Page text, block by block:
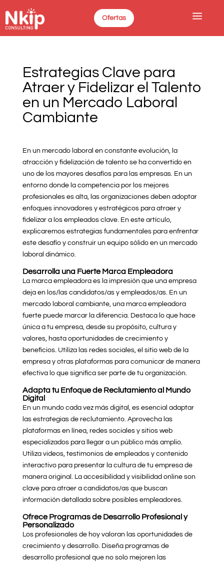
Ofertas a
Estrategias Clave para
Atraer y Fidelizar el Talento
en un Mercado Laboral
Cambiante
En un mercado laboral en constante evolución, la
atracción y fidelización de talento se ha convertido en
uno de los mayores desafíos para las empresas. En un
entorno donde la competencia por los mejores
profesionales es alta, las organizaciones deben adoptar
enfoques innovadores y estratégicos para atraer y
fidelizar a los empleados clave. En este artículo,
explicaremos estrategias fundamentales para enfrentar
este desafío y construir un equipo sólido en un mercado
laboral dinámico.
Desarrolla una Fuerte Marca Empleadora
La marca empleadora es la impresión que una empresa
deja en los/las candidatos/as y empleados/as. En un
mercado laboral cambiante, una marca empleadora
fuerte puede marcar la diferencia. Destaca lo que hace
única a tu empresa, desde su propósito, cultura y
valores, hasta oportunidades de crecimiento y
beneficios. Utiliza las redes sociales, el sitio web de la
empresa y otras plataformas para comunicar de manera
efectiva lo que significa ser parte de tu organización.
Adapta tu Enfoque de Reclutamiento al Mundo
Digital
En un mundo cada vez más digital, es esencial adaptar
las estrategias de reclutamiento. Aprovecha las
plataformas en línea, redes sociales y sitios web
especializados para llegar a un público más amplio.
Utiliza videos, testimonios de empleados y contenido
interactivo para presentar la cultura de tu empresa de
manera original. La accesibilidad y visibilidad online son
clave para atraer a candidatos/as que buscan
información detallada sobre posibles empleadores.
Ofrece Programas de Desarrollo Profesional y
Personalizado
Los profesionales de hoy valoran las oportunidades de
crecimiento y desarrollo. Diseña programas de
desarrollo profesional que no solo mejoren las